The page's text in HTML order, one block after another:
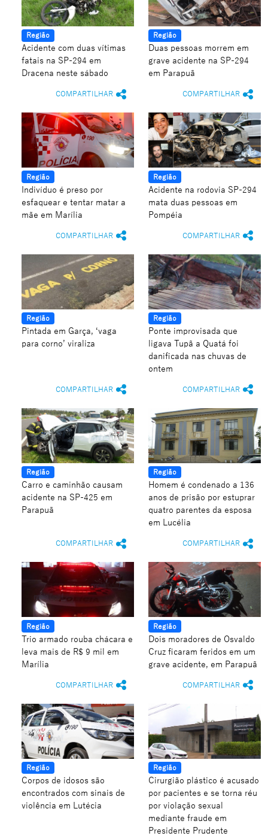
Região
Acidente com duas vítimas
fatais na SP-294 em
Dracena neste sábado
COMPARTILHAR
Região
Duas pessoas morrem em
grave acidente na SP-294
em Parapuã
COMPARTILHAR
Região
Indivíduo é preso por
esfaquear e tentar matar a
mãe em Marília
COMPARTILHAR
Região
Acidente na rodovia SP-294
mata duas pessoas em
Pompéia
COMPARTILHAR
Região
Pintada em Garça, ‘vaga
para corno’ viraliza
COMPARTILHAR
Região
Ponte improvisada que
ligava Tupã a Quatá foi
danificada nas chuvas de
ontem
COMPARTILHAR
Região
Carro e caminhão causam
acidente na SP-425 em
Parapuã
COMPARTILHAR
Região
Homem é condenado a 136
anos de prisão por estuprar
quatro parentes da esposa
em Lucélia
COMPARTILHAR
Região
Trio armado rouba chácara e
leva mais de R$ 9 mil em
Marília
COMPARTILHAR
Região
Dois moradores de Osvaldo
Cruz ficaram feridos em um
grave acidente, em Parapuã
COMPARTILHAR
Região
Corpos de idosos são
encontrados com sinais de
violência em Lutécia
Região
Cirurgião plástico é acusado
por pacientes e se torna réu
por violação sexual
mediante fraude em
Presidente Prudente